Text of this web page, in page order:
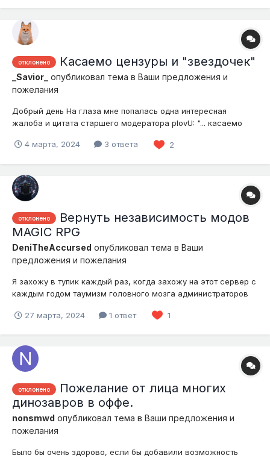
отклонено Касаемо цензуры и "звездочек"
_Savior_ опубликовал тема в Ваши предложения и
пожелания
Добрый день На глаза мне попалась одна интересная
жалоба и цитата старшего модератора plovU: "... касаемо
была добавлена чтобы ограничить игроков от ненормативной
4 марта, 2024 3 ответа 2
отклонено
Вернуть независимость модов
MAGIC RPG
DeniTheAccursed опубликовал тема в Ваши
предложения и пожелания
Я захожу в тупик каждый раз, когда захожу на этот сервер с
каждым годом таумизм головного мозга администраторов
сделать все моды независимыми. Выбор что изучать нужно
27 марта, 2024 1 ответ 1
отклонено
Пожелание от лица многих
динозавров в оффе.
nonsmwd опубликовал тема в Ваши предложения и
пожелания
Было бы очень здорово, если бы добавили возможность